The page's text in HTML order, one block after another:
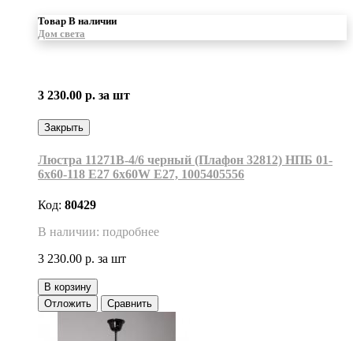
Товар В наличии
Дом света
3 230.00 р. за шт
Закрыть
Люстра 11271В-4/6 черный (Плафон 32812) НПБ 01-
6х60-118 Е27 6x60W Е27, 1005405556
Код: 80429
В наличии: подробнее
3 230.00 р. за шт
В корзину
Отложить
Сравнить